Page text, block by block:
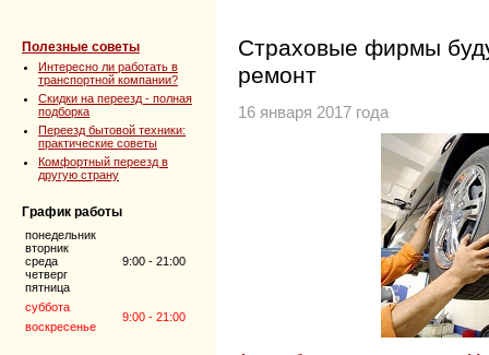
Полезные советы
Интересно ли работать в
транспортной компании?
Скидки на переезд - полная
подборка
Переезд бытовой техники:
практические советы
Комфортный переезд в
другую страну
График работы
понедельник
вторник
среда
четверг
пятница
9:00 - 21:00
суббота
9:00 - 21:00
воскресенье
Страховые фирмы
ремонт
16 января 2017 года